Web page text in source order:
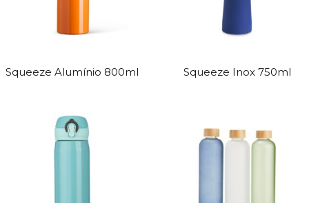
Squeeze Alumínio 800ml Squeeze Inox 750ml